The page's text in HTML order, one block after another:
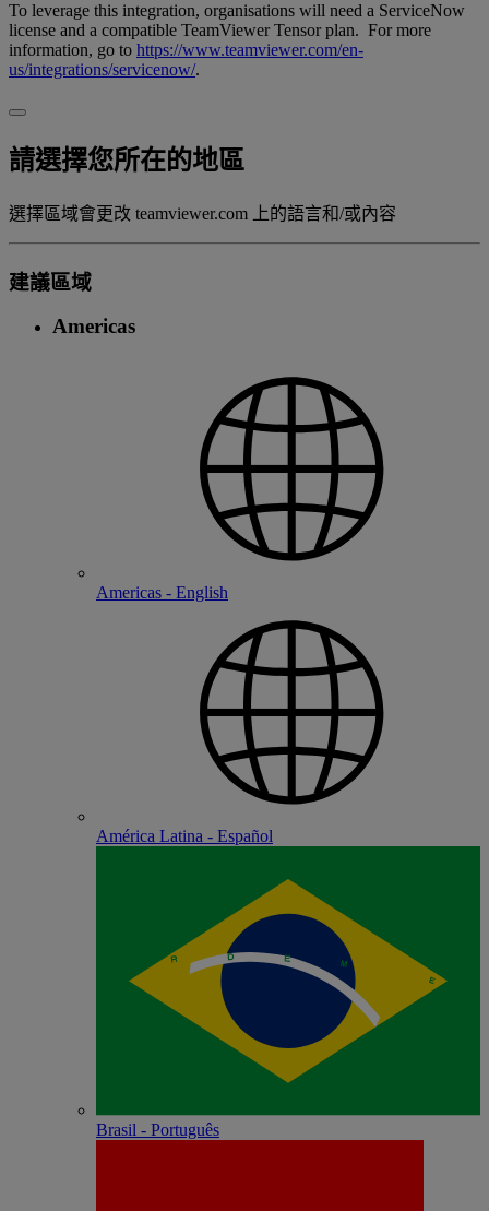
To leverage this integration, organisations will need a ServiceNow
license and a compatible TeamViewer Tensor plan. For more
information, go to https://www.teamviewer.com/en-
us/integrations/servicenow/.
請選擇您所在的地區
選擇區域會更改 teamviewer.com 上的語言和/或內容
建議區域
Americas
Americas - English
América Latina - Español
Brasil - Português